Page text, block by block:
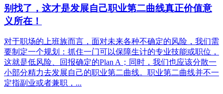
别找了，这才是发展自己职业第二曲线真正价值意
义所在！
对于职场的上班族而言，面对未来各种不确定的风险，我们需
要制定一个规划：抓住一门可以保障生计的专业技能或职位，
这就是低风险、回报确定的Plan A；同时，我们也应该分散一
小部分精力去发展自己的职业第二曲线。职业第二曲线并不一
定指副业或者兼职，...